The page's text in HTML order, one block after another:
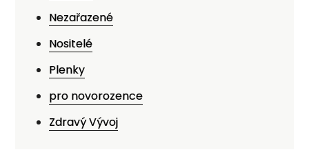
Nezařazené
Nositelé
Plenky
pro novorozence
Zdravý Vývoj